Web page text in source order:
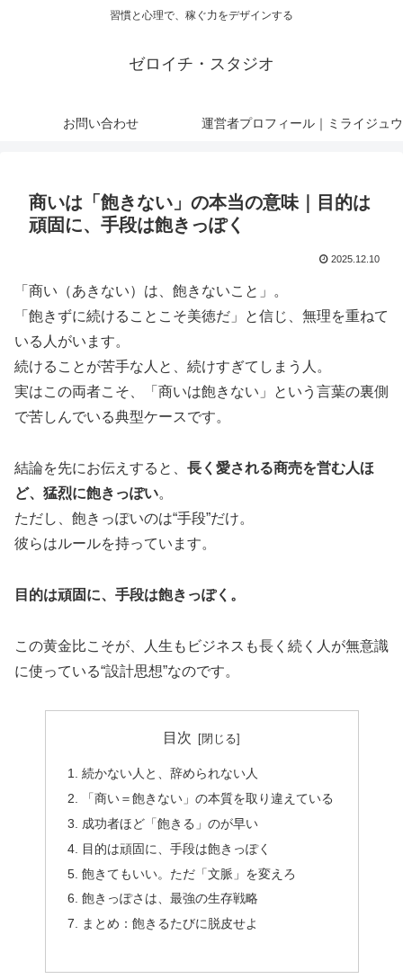
習慣と心理で、稼ぐ力をデザインする
ゼロイチ・スタジオ
お問い合わせ 運営者プロフィール｜ミライジュウ
商いは「飽きない」の本当の意味｜目的は
頑固に、手段は飽きっぽく
2025.12.10
「商い（あきない）は、飽きないこと」。
「飽きずに続けることこそ美徳だ」と信じ、無理を重ねて
いる人がいます。
続けることが苦手な人と、続けすぎてしまう人。
実はこの両者こそ、「商いは飽きない」という言葉の裏側
で苦しんでいる典型ケースです。
結論を先にお伝えすると、 長く愛される商売を営む人ほ
ど、猛烈に飽きっぽい。
ただし、飽きっぽいのは“手段”だけ。
彼らはルールを持っています。
目的は頑固に、手段は飽きっぽく。
この黄金比こそが、人生もビジネスも長く続く人が無意識
に使っている“設計思想”なのです。
目次
続かない人と、辞められない人
「商い＝飽きない」の本質を取り違えている
成功者ほど「飽きる」のが早い
目的は頑固に、手段は飽きっぽく
飽きてもいい。ただ「文脈」を変えろ
飽きっぽさは、最強の生存戦略
まとめ：飽きるたびに脱皮せよ